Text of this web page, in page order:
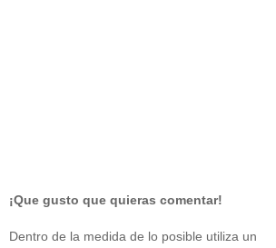
¡Que gusto que quieras comentar!
Dentro de la medida de lo posible utiliza un